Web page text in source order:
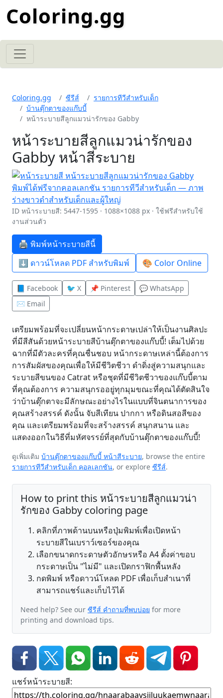
Coloring.gg
Coloring.gg ซีรีส์
รายการทีวีสำหรับเด็ก
บ้านตุ๊กตาของแก๊บบี้
หน้าระบายสีลูกแมวน่ารักของ Gabby
หน้าระบายสีลูกแมวน่ารักของ
Gabby หน้าสีระบาย
ID หน้าระบายสี: 5447-1595 · 1088×1088 px · ใช้ฟรีสำหรับใช้
งานส่วนตัว
🖨️ พิมพ์หน้าระบายสีนี้
⬇️ ดาวน์โหลด PDF สำหรับพิมพ์
🎨 Color Online
📘 Facebook 🐦 X 📌 Pinterest
💬 WhatsApp
✉️ Email
เตรียมพร้อมที่จะเปลี่ยนหน้ากระดาษเปล่าให้เป็นงานศิลปะ
ที่มีสีสันด้วยหน้าระบายสีบ้านตุ๊กตาของแก๊บบี้! เต็มไปด้วย
ฉากที่มีตัวละครที่คุณชื่นชอบ หน้ากระดาษเหล่านี้ต้องการ
การสัมผัสของคุณเพื่อให้มีชีวิตชีวา ดำดิ่งสู่ความสนุกและ
ระบายสีขนของ Catrat หรือชุดที่มีชีวิตชีวาของแก๊บบี้ตาม
ที่คุณต้องการ ความสนุกรออยู่ทุกมุมขณะที่คุณได้ตัดสินใจ
ว่าบ้านตุ๊กตาจะมีลักษณะอย่างไรในแบบที่จินตนาการของ
คุณสร้างสรรค์ ดังนั้น จับสีเทียน ปากกา หรือดินสอสีของ
คุณ และเตรียมพร้อมที่จะสร้างสรรค์ สนุกสนาน และ
แสดงออกในวิธีที่มหัศจรรย์ที่สุดกับบ้านตุ๊กตาของแก๊บบี้!
ดูเพิ่มเติม บ้านตุ๊กตาของแก๊บบี้ หน้าสีระบาย, browse the entire
รายการทีวีสำหรับเด็ก คอลเลกชัน, or explore ซีรีส์.
How to print this หน้าระบายสีลูกแมวน่า
รักของ Gabby coloring page
คลิกที่ภาพด้านบนหรือปุ่มพิมพ์เพื่อเปิดหน้า
ระบายสีในเบราว์เซอร์ของคุณ
เลือกขนาดกระดาษตัวอักษรหรือ A4 ตั้งค่าขอบ
กระดาษเป็น "ไม่มี" และเปิดกราฟิกพื้นหลัง
กดพิมพ์ หรือดาวน์โหลด PDF เพื่อเก็บสำเนาที่
สามารถแชร์และเก็บไว้ได้
Need help? See our ซีรีส์ คำถามที่พบบ่อย for more
printing and download tips.
แชร์หน้าระบายสี: